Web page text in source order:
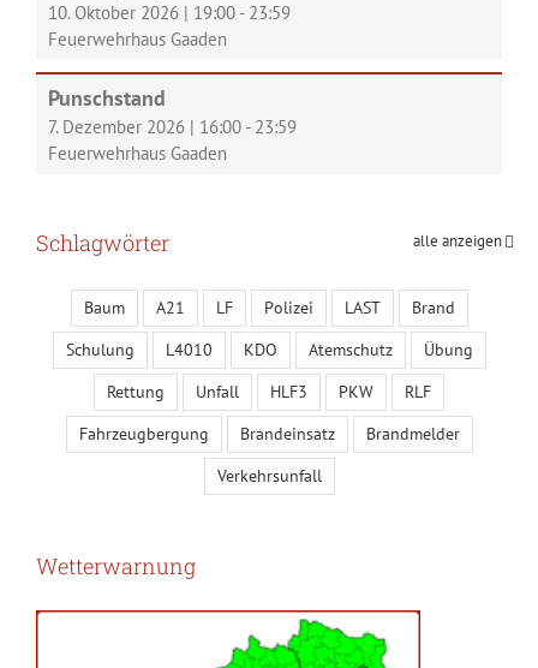
10. Oktober 2026 | 19:00 - 23:59
Feuerwehrhaus Gaaden
Punschstand
7. Dezember 2026 | 16:00 - 23:59
Feuerwehrhaus Gaaden
alle anzeigen
Schlagwörter
Baum A21 LF Polizei LAST
Brand
Schulung
L4010 KDO Atemschutz
Übung
Rettung
Unfall HLF3 PKW
RLF
Fahrzeugbergung
Brandeinsatz
Brandmelder
Verkehrsunfall
Wetterwarnung